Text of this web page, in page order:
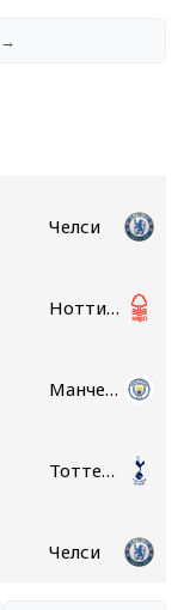
Челси
Ноттингем Форест
Манчестер Сити
Тоттенхэм
Челси